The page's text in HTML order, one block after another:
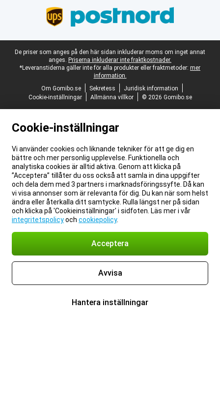
Juridisk fotnot
De priser som anges på den här sidan inkluderar moms om inget annat
anges. Priserna inkluderar inte fraktkostnader.
*Leveranstiderna gäller inte för alla produkter eller fraktmetoder: mer
information.
Om Gomibo.se
Sekretess
Juridisk information
Cookie-inställningar
Allmänna villkor © 2026 Gomibo.se
Cookie-inställningar
Vi använder cookies och liknande tekniker för att ge dig en
bättre och mer personlig upplevelse. Funktionella och
analytiska cookies är alltid aktiva. Genom att klicka på
”Acceptera” tillåter du oss också att samla in dina uppgifter
och dela dem med 3 partners i marknadsföringssyfte. Då kan
vi visa annonser som är relevanta för dig. Du kan när som helst
ändra eller återkalla ditt samtycke. Rulla längst ner på sidan
och klicka på 'Cookieinställningar' i sidfoten. Läs mer i vår
integritetspolicyoch cookiepolicy.
Acceptera
Avvisa
Hantera inställningar